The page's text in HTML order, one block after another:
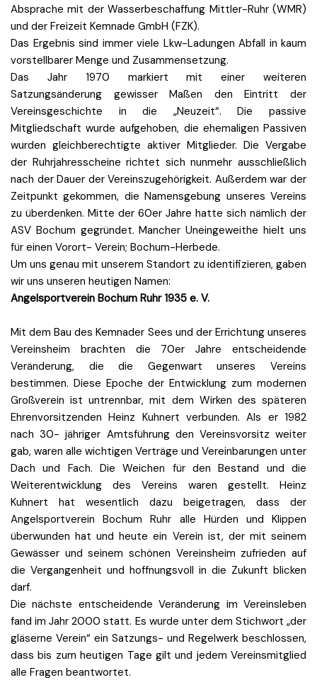
Absprache mit der Wasserbeschaffung Mittler-Ruhr (WMR)
und der Freizeit Kemnade GmbH (FZK).
Das Ergebnis sind immer viele Lkw-Ladungen Abfall in kaum
vorstellbarer Menge und Zusammensetzung.
Das Jahr 1970 markiert mit einer weiteren
Satzungsänderung gewisser Maßen den Eintritt der
Vereinsgeschichte in die „Neuzeit“. Die passive
Mitgliedschaft wurde aufgehoben, die ehemaligen Passiven
wurden gleichberechtigte aktiver Mitglieder. Die Vergabe
der Ruhrjahresscheine richtet sich nunmehr ausschließlich
nach der Dauer der Vereinszugehörigkeit. Außerdem war der
Zeitpunkt gekommen, die Namensgebung unseres Vereins
zu überdenken. Mitte der 60er Jahre hatte sich nämlich der
ASV Bochum gegründet. Mancher Uneingeweithe hielt uns
für einen Vorort- Verein; Bochum-Herbede.
Um uns genau mit unserem Standort zu identifizieren, gaben
wir uns unseren heutigen Namen:
Angelsportverein Bochum Ruhr 1935 e. V.
Mit dem Bau des Kemnader Sees und der Errichtung unseres
Vereinsheim brachten die 70er Jahre entscheidende
Veränderung, die die Gegenwart unseres Vereins
bestimmen. Diese Epoche der Entwicklung zum modernen
Großverein ist untrennbar, mit dem Wirken des späteren
Ehrenvorsitzenden Heinz Kuhnert verbunden. Als er 1982
nach 30- jähriger Amtsführung den Vereinsvorsitz weiter
gab, waren alle wichtigen Verträge und Vereinbarungen unter
Dach und Fach. Die Weichen für den Bestand und die
Weiterentwicklung des Vereins waren gestellt. Heinz
Kuhnert hat wesentlich dazu beigetragen, dass der
Angelsportverein Bochum Ruhr alle Hürden und Klippen
überwunden hat und heute ein Verein ist, der mit seinem
Gewässer und seinem schönen Vereinsheim zufrieden auf
die Vergangenheit und hoffnungsvoll in die Zukunft blicken
darf.
Die nächste entscheidende Veränderung im Vereinsleben
fand im Jahr 2000 statt. Es wurde unter dem Stichwort „der
gläserne Verein“ ein Satzungs- und Regelwerk beschlossen,
dass bis zum heutigen Tage gilt und jedem Vereinsmitglied
alle Fragen beantwortet.